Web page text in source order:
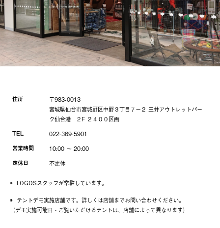
住所
〒983-0013
宮城県仙台市宮城野区中野３丁目７−２ 三井アウトレットパー
ク仙台港 ２F ２４００区画
TEL 022-369-5901
営業時間 10:00 〜 20:00
定休日 不定休
LOGOSスタッフが常駐しています。
テントデモ実施店舗です。詳しくは店舗までお問い合わせください。
（デモ実施可能日・ご覧いただけるテントは、店舗によって異なります）